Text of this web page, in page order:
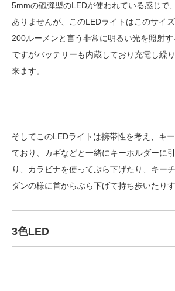
5mmの砲弾型のLEDが使われている感じで
ありませんが、このLEDライトはこのサイ
200ルーメンと言う非常に明るい光を照射
ですがバッテリーも内蔵しており充電し繰
来ます。
そしてこのLEDライトは携帯性を考え、キ
ており、カギなどと一緒にキーホルダーに
り、カラビナを使ってぶら下げたり、キー
ダンの様に首からぶら下げて持ち歩いたり
3色LED